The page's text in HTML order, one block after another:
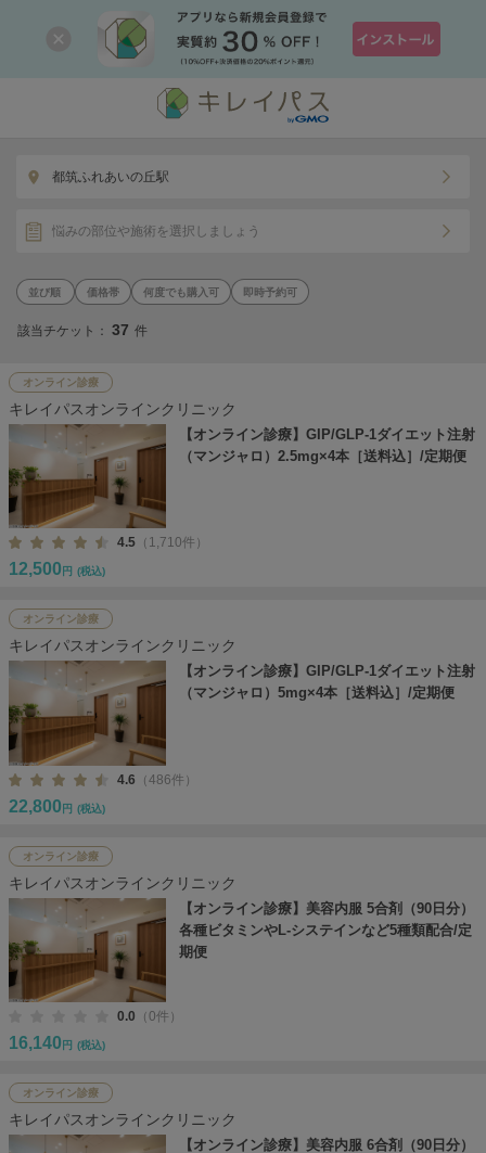
都筑ふれあいの丘駅
悩みの部位や施術を選択しましょう
価格帯 何度でも購入可 即時予約可
該当チケット： 37 件
オンライン診療
キレイパスオンラインクリニック
【オンライン診療】GIP/GLP-1ダイエット注射
（マンジャロ）2.5mg×4本［送料込］/定期便
4.5 （1,710件）
12,500 円 (税込)
オンライン診療
キレイパスオンラインクリニック
【オンライン診療】GIP/GLP-1ダイエット注射
（マンジャロ）5mg×4本［送料込］/定期便
4.6 （486件）
22,800 円 (税込)
オンライン診療
キレイパスオンラインクリニック
【オンライン診療】美容内服 5合剤（90日分）
各種ビタミンやL-システインなど5種類配合/定
期便
0.0 （0件）
16,140 円 (税込)
オンライン診療
キレイパスオンラインクリニック
【オンライン診療】美容内服 6合剤（90日分）